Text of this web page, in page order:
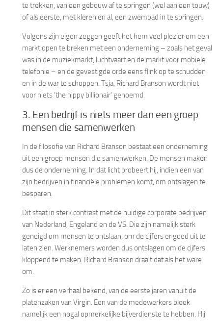
te trekken, van een gebouw af te springen (wel aan een touw)
of als eerste, met kleren en al, een zwembad in te springen.
Volgens zijn eigen zeggen geeft het hem veel plezier om een
markt open te breken met een onderneming – zoals het geval
was in de muziekmarkt, luchtvaart en de markt voor mobiele
telefonie – en de gevestigde orde eens flink op te schudden
en in de war te schoppen. Tsja, Richard Branson wordt niet
voor niets ’the hippy billionair’ genoemd.
3. Een bedrijf is niets meer dan een groep
mensen die samenwerken
In de filosofie van Richard Branson bestaat een onderneming
uit een groep mensen die samenwerken. De mensen maken
dus de onderneming. In dat licht probeert hij, indien een van
zijn bedrijven in financiële problemen komt, om ontslagen te
besparen.
Dit staat in sterk contrast met de huidige corporate bedrijven
van Nederland, Engeland en de VS. Die zijn namelijk sterk
geneigd om mensen te ontslaan, om de cijfers er goed uit te
laten zien. Werknemers worden dus ontslagen om de cijfers
kloppend te maken. Richard Branson draait dat als het ware
om.
Zo is er een verhaal bekend, van de eerste jaren vanuit de
platenzaken van Virgin. Een van de medewerkers bleek
namelijk een nogal opmerkelijke bijverdienste te hebben. Hij